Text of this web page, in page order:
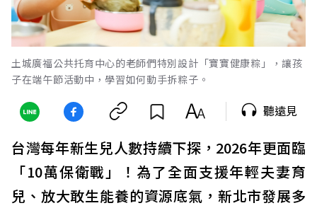
土城廣福公共托育中心的老師們特別設計「寶寶健康粽」，讓孩
子在端午節活動中，學習如何動手拆粽子。
聽遠見
台灣每年新生兒人數持續下探，2026年更面臨
「10萬保衛戰」！為了全面支援年輕夫妻育
兒、放大敢生能養的資源底氣，新北市發展多